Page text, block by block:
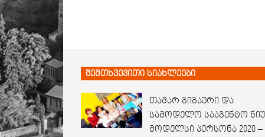
შემთხვევითი სიახლეები
თამარ გიგაური და
სამოდელო სააგენტო ნიუ
მოდელსი პერსონა 2020 –